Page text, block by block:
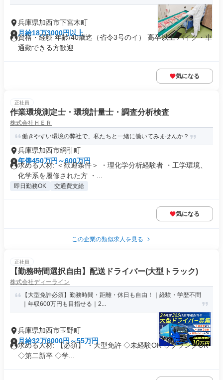
兵庫県加西市下宮木町
月給18万3000円以上
資格・経験 年齢/40歳迄（省令3号のイ） 高卒以上 バイク・車
通勤できる方歓迎
気になる
正社員
作業環境測定士・環境計量士・調査分析検査
株式会社ＨＥＲ
働きやすい環境の弊社で、私たちと一緒に働いてみませんか？
兵庫県加西市網引町
年俸450万円～600万円
求める人材: ＜歓迎条件＞ ・理化学分析経験者 ・工学環境、
化学系を履修された方 ・...
即日勤務OK 交通費支給
気になる
この企業の類似求人を見る
正社員
【勤務時間選択自由】配送ドライバー(大型トラック)
株式会社ディーライン
【大型免許必須】勤務時間・距離・休日も自由！｜経験・学歴不問
｜年収600万円も目指せる｜2...
兵庫県加西市玉野町
月給32万6000円～55万円
求める人材: 【必須】 ・大型免許 ◇未経験OK ◇ブランクOK
◇第二新卒 ◇学...